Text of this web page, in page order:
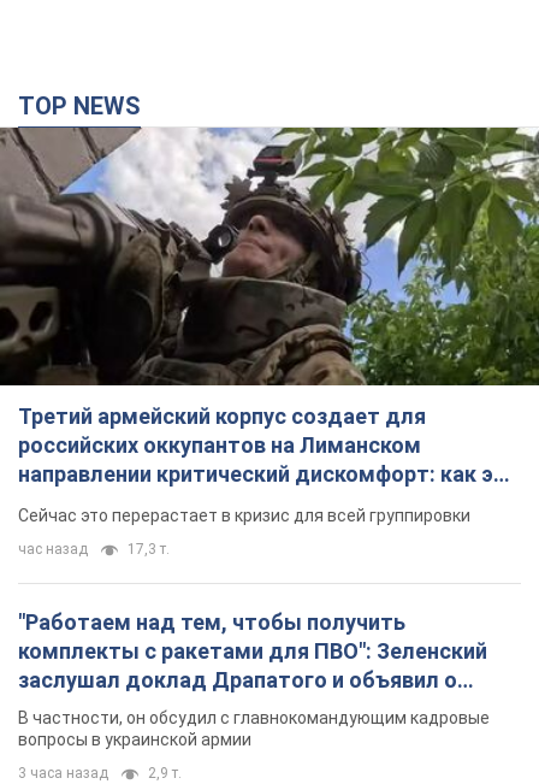
TOP NEWS
Третий армейский корпус создает для
российских оккупантов на Лиманском
направлении критический дискомфорт: как это
удалось
Сейчас это перерастает в кризис для всей группировки
час назад 17,3 т.
"Работаем над тем, чтобы получить
комплекты с ракетами для ПВО": Зеленский
заслушал доклад Драпатого и объявил о
новых мерах
В частности, он обсудил с главнокомандующим кадровые
вопросы в украинской армии
3 часа назад 2,9 т.